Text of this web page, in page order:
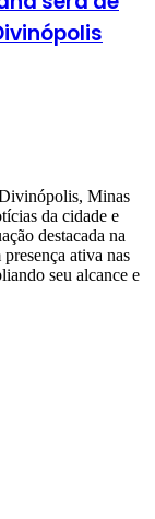
Minas
da cidade e
destacada na
ativa nas
seu alcance e